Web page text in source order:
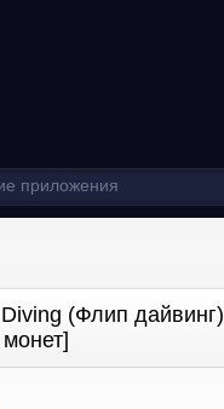
(Флип дайвинг)